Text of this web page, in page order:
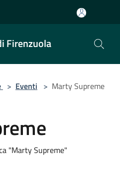
Firenzuola
> Eventi > Marty Supreme
"Marty Supreme"